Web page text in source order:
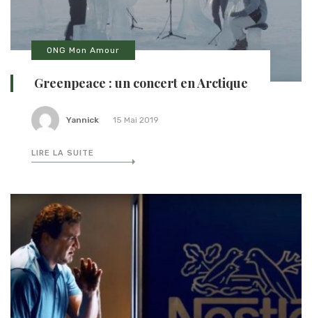
ONG Mon Amour
Greenpeace : un concert en Arctique
Yannick 15 Mai 2019
LIRE LA SUITE